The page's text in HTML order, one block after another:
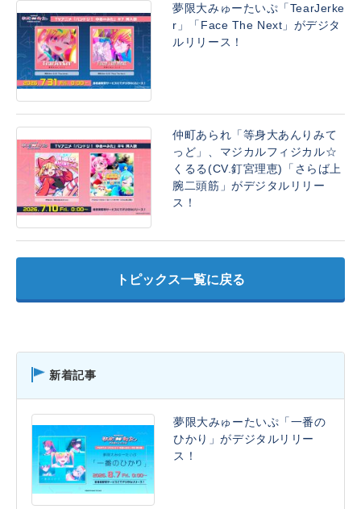
夢限大みゅーたいぷ「TearJerke
r」「Face The Next」がデジタ
ルリリース！
仲町あられ「等身大あんりみて
っど」、マジカルフィジカル☆
くるる(CV.釘宮理恵)「さらば上
腕二頭筋」がデジタルリリー
ス！
トピックス一覧に戻る
新着記事
夢限大みゅーたいぷ「一番の
ひかり」がデジタルリリー
ス！